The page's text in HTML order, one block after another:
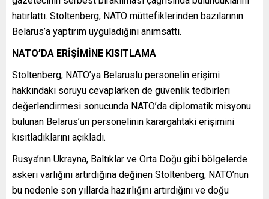
hatırlattı. Stoltenberg, NATO müttefiklerinden bazılarının
Belarus’a yaptırım uyguladığını anımsattı.
NATO’DA ERİŞİMİNE KISITLAMA
Stoltenberg, NATO’ya Belaruslu personelin erişimi
hakkındaki soruyu cevaplarken de güvenlik tedbirleri
değerlendirmesi sonucunda NATO’da diplomatik misyonu
bulunan Belarus’un personelinin karargahtaki erişimini
kısıtladıklarını açıkladı.
Rusya’nın Ukrayna, Baltıklar ve Orta Doğu gibi bölgelerde
askeri varlığını artırdığına değinen Stoltenberg, NATO’nun
bu nedenle son yıllarda hazırlığını artırdığını ve doğu